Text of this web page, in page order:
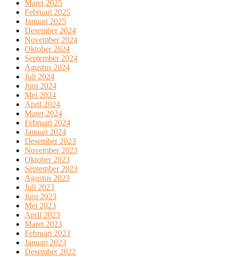
Maret 2025
Februari 2025
Januari 2025
Desember 2024
November 2024
Oktober 2024
September 2024
Agustus 2024
Juli 2024
Juni 2024
Mei 2024
April 2024
Maret 2024
Februari 2024
Januari 2024
Desember 2023
November 2023
Oktober 2023
September 2023
Agustus 2023
Juli 2023
Juni 2023
Mei 2023
April 2023
Maret 2023
Februari 2023
Januari 2023
Desember 2022